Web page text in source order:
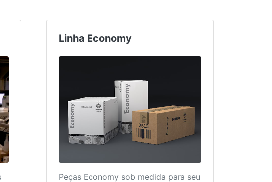
Linha Economy
Peças Economy sob medida para seu